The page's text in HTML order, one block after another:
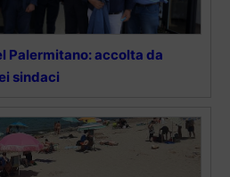
Palermitano: accolta da
sindaci